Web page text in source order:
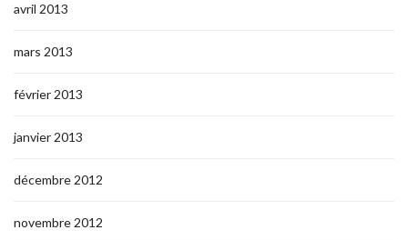
avril 2013
mars 2013
février 2013
janvier 2013
décembre 2012
novembre 2012